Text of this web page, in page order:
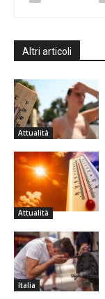
Altri articoli
Attualità
Attualità
Italia